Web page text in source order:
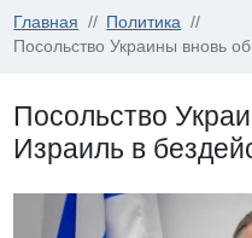
Главная
Политика
Посольство Украины вновь
Посольство
Израиль в